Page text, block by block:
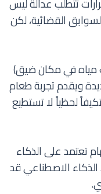
القضائية، لكن
مياه في مكان ضيق)
ويقدم تجربة طعام
لحظياً لا تستطيع
تعتمد على الذكاء
الاصطناعي قد